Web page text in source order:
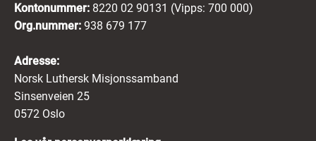
Kontonummer: 8220 02 90131 (Vipps: 700 000)
Org.nummer: 938 679 177
Adresse:
Norsk Luthersk Misjonssamband
Sinsenveien 25
0572 Oslo